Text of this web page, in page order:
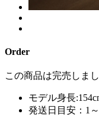
Order
この商品は完売しまし
モデル身長
発送日目安：1